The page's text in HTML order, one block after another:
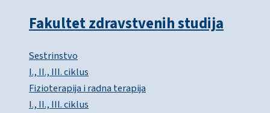
Fakultet zdravstvenih studija
Sestrinstvo
I., II., III. ciklus
Fizioterapija i radna terapija
I., II., III. ciklus